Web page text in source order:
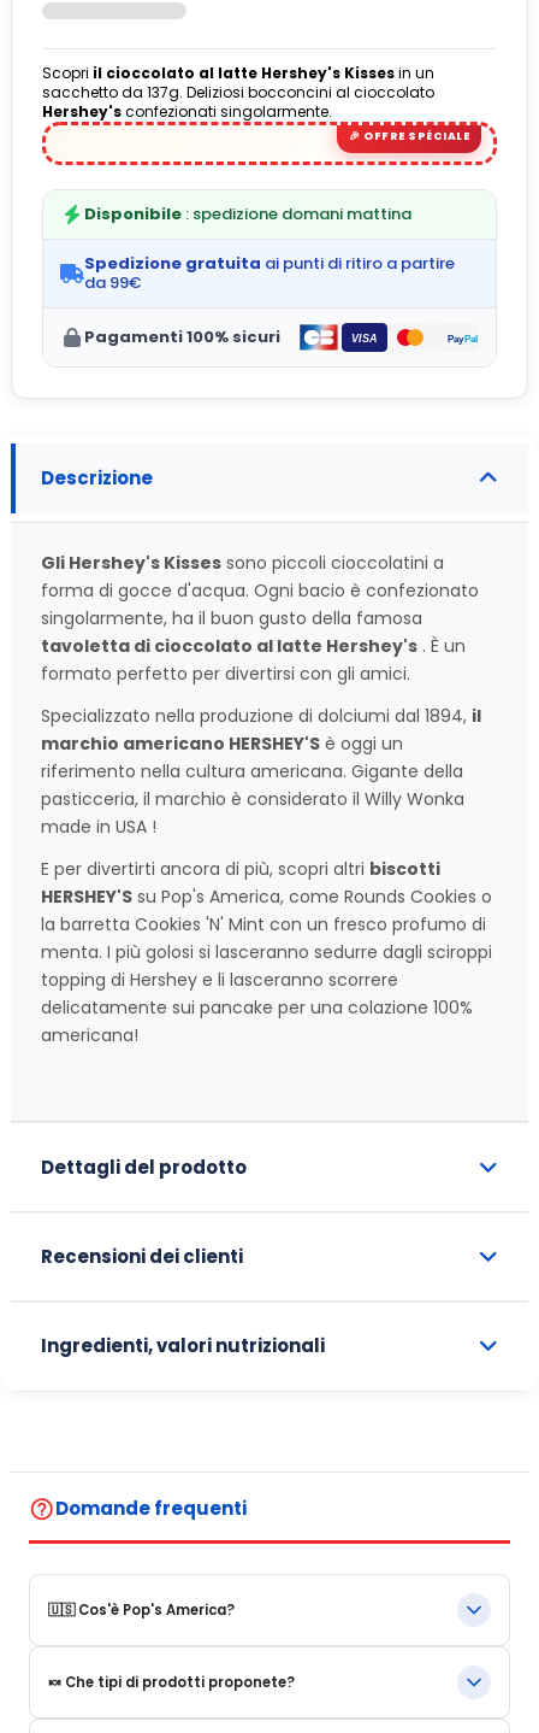
Scopri il cioccolato al latte Hershey's Kissesin un
sacchetto da 137g. Deliziosi bocconcini al cioccolato
Hershey'sconfezionati singolarmente.
Disponibile : spedizione domani mattina
Spedizione gratuita ai punti di ritiro a partire
da 99€
Pagamenti 100% sicuri
Descrizione
Gli Hershey's Kisses sono piccoli cioccolatini a
forma di gocce d'acqua. Ogni bacio è confezionato
singolarmente, ha il buon gusto della famosa
tavoletta di cioccolato al latte Hershey's . È un
formato perfetto per divertirsi con gli amici.
Specializzato nella produzione di dolciumi dal 1894, il
marchio americano HERSHEY'S è oggi un
riferimento nella cultura americana. Gigante della
pasticceria, il marchio è considerato il Willy Wonka
made in USA !
E per divertirti ancora di più, scopri altri biscotti
HERSHEY'S su Pop's America, come Rounds Cookies o
la barretta Cookies 'N' Mint con un fresco profumo di
menta. I più golosi si lasceranno sedurre dagli sciroppi
topping di Hershey e li lasceranno scorrere
delicatamente sui pancake per una colazione 100%
americana!
Dettagli del prodotto
Recensioni dei clienti
Ingredienti, valori nutrizionali
help_outlineDomande frequenti
🇺🇸 Cos'è Pop's America?
Pop's America è un negozio online specializzato in prodotti
alimentari e bevande emblematiche degli Stati Uniti.
Proponiamo una selezione di prodotti autentici, originali e
🍬 Che tipi di prodotti proponete?